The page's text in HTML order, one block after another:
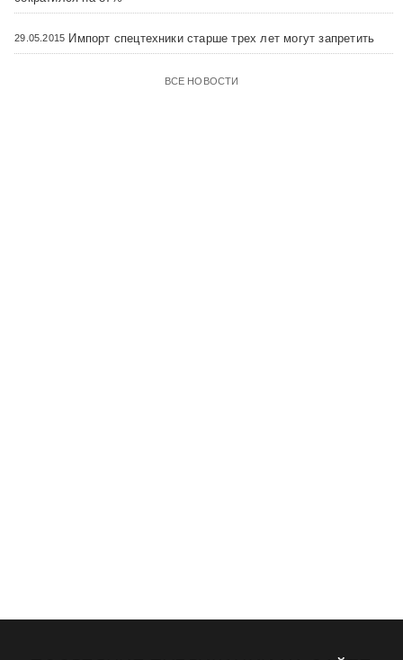
29.05.2015 Импорт спецтехники старше трех лет могут запретить
ВСЕ НОВОСТИ